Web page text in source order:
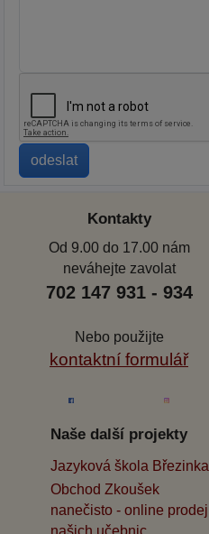
Kontakty
Od 9.00 do 17.00 nám
neváhejte zavolat
702 147 931 - 934
Nebo použijte
kontaktní formulář
Naše další projekty
Jazyková škola Březinka
Obchod Zkoušek
nanečisto - online prodej
našich učebnic